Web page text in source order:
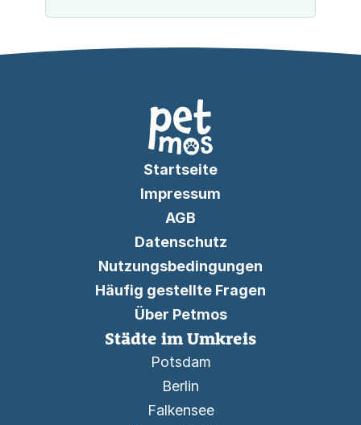
Startseite
Impressum
AGB
Datenschutz
Nutzungsbedingungen
Häufig gestellte Fragen
Über Petmos
Städte im Umkreis
Potsdam
Berlin
Falkensee